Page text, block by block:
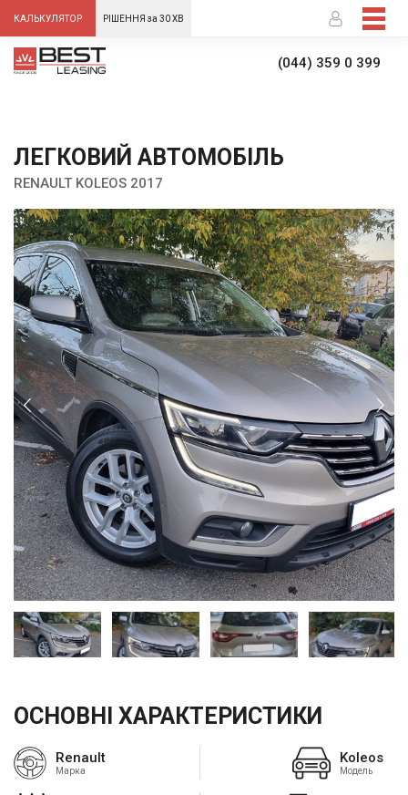
КАЛЬКУЛЯТОР РІШЕННЯ за 30 ХВ
(044) 359 0 399
ЛЕГКОВИЙ АВТОМОБІЛЬ
RENAULT KOLEOS 2017
ОСНОВНІ ХАРАКТЕРИСТИКИ
Renault
Марка
Koleos
Модель